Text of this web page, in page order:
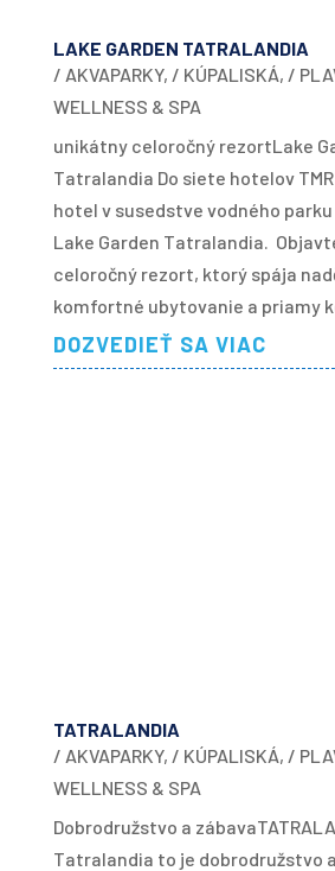
LAKE GARDEN TATRALANDIA
/ AKVAPARKY, / KÚPALISKÁ, /
WELLNESS & SPA
unikátny celoročný rezortLake
Tatralandia Do siete hotelov
hotel v susedstve vodného
Lake Garden Tatralandia.
celoročný rezort, ktorý spája
komfortné ubytovanie a priamy
DOZVEDIEŤ SA VIAC
TATRALANDIA
/ AKVAPARKY, / KÚPALISKÁ, /
WELLNESS & SPA
Dobrodružstvo a
Tatralandia to je dobrodružstvo